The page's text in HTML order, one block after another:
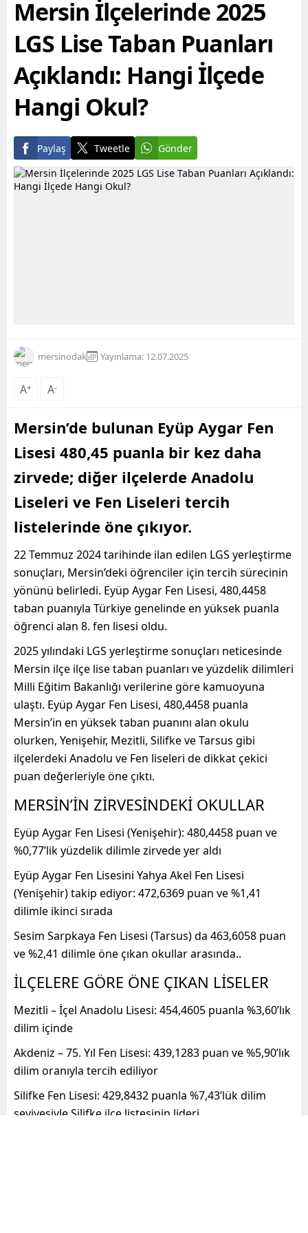
olmayı hedefleyen
Mersin İlçelerinde 2025
LGS Lise Taban Puanları
Açıklandı: Hangi İlçede
Hangi Okul?
Paylaş Tweetle Gönder
mersinodak Yayınlama: 12.07.2025
A+ A-
Mersin’de bulunan Eyüp Aygar Fen
Lisesi 480,45 puanla bir kez daha
zirvede; diğer ilçelerde Anadolu
Liseleri ve Fen Liseleri tercih
listelerinde öne çıkıyor.
22 Temmuz 2024 tarihinde ilan edilen LGS yerleştirme
sonuçları, Mersin’deki öğrenciler için tercih sürecinin
yönünü belirledi. Eyüp Aygar Fen Lisesi, 480,4458
taban puanıyla Türkiye genelinde en yüksek puanla
öğrenci alan 8. fen lisesi oldu.
2025 yılındaki LGS yerleştirme sonuçları neticesinde
Mersin ilçe ilçe lise taban puanları ve yüzdelik dilimleri
Milli Eğitim Bakanlığı verilerine göre kamuoyuna
ulaştı. Eyüp Aygar Fen Lisesi, 480,4458 puanla
Mersin’in en yüksek taban puanını alan okulu
olurken, Yenişehir, Mezitli, Silifke ve Tarsus gibi
ilçelerdeki Anadolu ve Fen liseleri de dikkat çekici
puan değerleriyle öne çıktı.
MERSİN’İN ZİRVESİNDEKİ OKULLAR
Eyüp Aygar Fen Lisesi (Yenişehir): 480,4458 puan ve
%0,77’lik yüzdelik dilimle zirvede yer aldı
Eyüp Aygar Fen Lisesini Yahya Akel Fen Lisesi
(Yenişehir) takip ediyor: 472,6369 puan ve %1,41
dilimle ikinci sırada
Sesim Sarpkaya Fen Lisesi (Tarsus) da 463,6058 puan
ve %2,41 dilimle öne çıkan okullar arasında..
İLÇELERE GÖRE ÖNE ÇIKAN LİSELER
Mezitli – İçel Anadolu Lisesi: 454,4605 puanla %3,60’lık
dilim içinde
Akdeniz – 75. Yıl Fen Lisesi: 439,1283 puan ve %5,90’lık
dilim oranıyla tercih ediliyor
Silifke Fen Lisesi: 429,8432 puanla %7,43’lük dilim
seviyesiyle Silifke ilçe listesinin lideri